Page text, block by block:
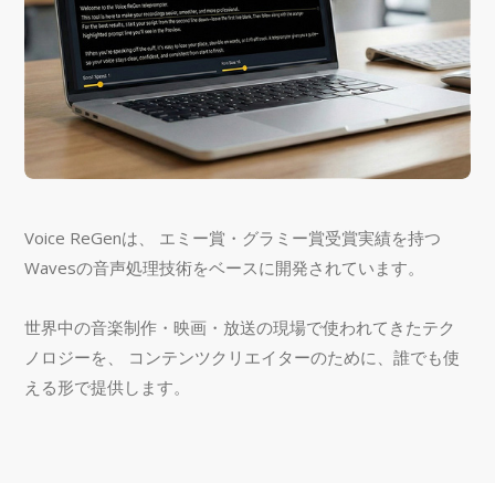
Voice ReGenは、 エミー賞・グラミー賞受賞実績を持つ
Wavesの音声処理技術をベースに開発されています。
世界中の音楽制作・映画・放送の現場で使われてきたテク
ノロジーを、 コンテンツクリエイターのために、誰でも使
える形で提供します。